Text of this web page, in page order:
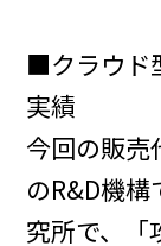
■クラウド
実績
今回の販売
のR&D機
究所で、「